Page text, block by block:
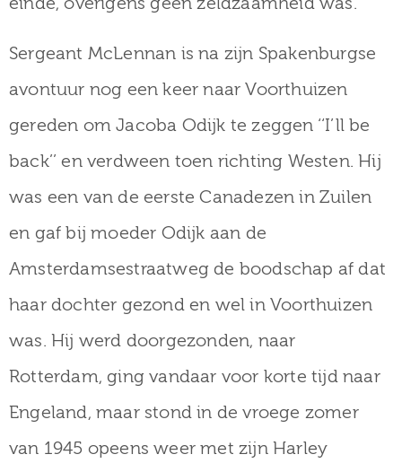
Sergeant McLennan is na zijn Spakenburgse
avontuur nog een keer naar Voorthuizen
gereden om Jacoba Odijk te zeggen ‘‘I’ll be
back’’ en verdween toen richting Westen. Hij
was een van de eerste Canadezen in Zuilen
en gaf bij moeder Odijk aan de
Amsterdamsestraatweg de boodschap af dat
haar dochter gezond en wel in Voorthuizen
was. Hij werd doorgezonden, naar
Rotterdam, ging vandaar voor korte tijd naar
Engeland, maar stond in de vroege zomer
van 1945 opeens weer met zijn Harley